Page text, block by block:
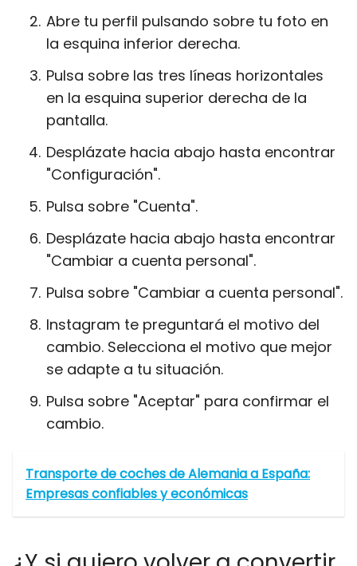
Abre tu perfil pulsando sobre tu foto en
la esquina inferior derecha.
Pulsa sobre las tres líneas horizontales
en la esquina superior derecha de la
pantalla.
Desplázate hacia abajo hasta encontrar
"Configuración".
Pulsa sobre "Cuenta".
Desplázate hacia abajo hasta encontrar
"Cambiar a cuenta personal".
Pulsa sobre "Cambiar a cuenta personal".
Instagram te preguntará el motivo del
cambio. Selecciona el motivo que mejor
se adapte a tu situación.
Pulsa sobre "Aceptar" para confirmar el
cambio.
Transporte de coches de Alemania a España:
Empresas confiables y económicas